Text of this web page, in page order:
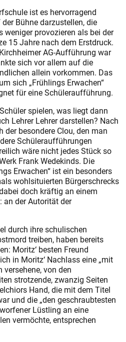
ist es hervorragend
Bühne darzustellen, die
provozieren als bei der
15 Jahre nach dem Erstdruck.
AG-Aufführung war
sich vor allem auf die
allein vorkommen. Das
sich „Frühlings Erwachen“
für eine Schüleraufführung.
spielen, was liegt dann
Lehrer Lehrer darstellen? Nach
besondere Clou, den man
Schüleraufführungen
wäre nicht jedes Stück so
Frank Wedekinds. Die
Erwachen“ ist ein besonders
wohlsituierten Bürgerschrecks
doch kräftig an einem
an der Autorität der
durch ihre schulischen
treiben, haben bereits
Moritz‘ besten Freund
in Moritz‘ Nachlass eine „mit
von den
strotzende, zwanzig Seiten
Hand, die mit dem Titel
und die „den geschraubtesten
Lüstling an eine
vermöchte, entsprechen